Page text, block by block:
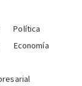
Política
Economía